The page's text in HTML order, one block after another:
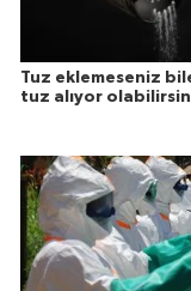
Tuz eklemeseniz
tuz alıyor